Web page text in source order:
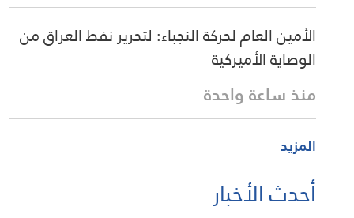
الأمين العام لحركة النجباء: لتحرير نفط العراق من
الوصاية الأميركية
منذ ساعة واحدة
المزيد
أحدث الأخبار